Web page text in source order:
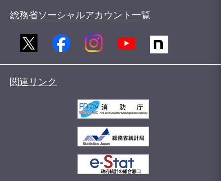
総務省ソーシャルアカウント一覧
関連リンク